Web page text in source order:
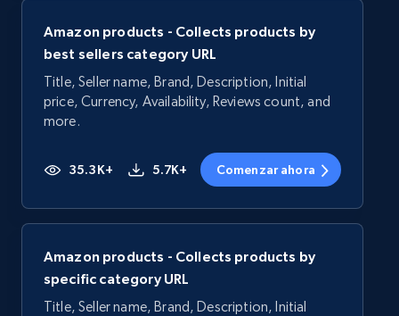
Amazon products - Collects products by
best sellers category URL
Title, Seller name, Brand, Description, Initial
price, Currency, Availability, Reviews count, and
more.
35.3K+ 5.7K+ Comenzar ahora
Amazon products - Collects products by
specific category URL
Title, Seller name, Brand, Description, Initial